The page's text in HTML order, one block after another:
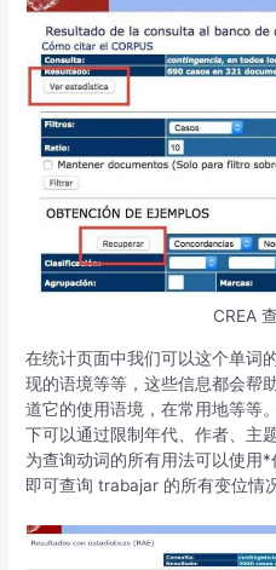
CREA
在统计页面中我们可以这个单词
现的语境等等，这些信息都会帮
道它的使用语境，在常用地等等
下可以通过限制年代、作者、主
为查询动词的所有用法可以使用
即可查询 trabajar 的所有变位情